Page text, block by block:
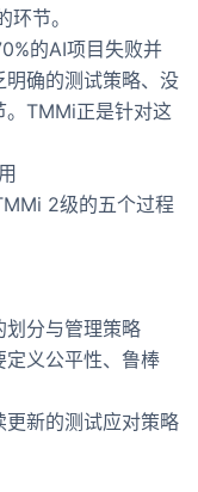
节。
的AI项目失败并
确的测试策略、没
。TMMi正是针对这
2级的五个过程
划分与管理策略
定义公平性、鲁棒
新的测试应对策略